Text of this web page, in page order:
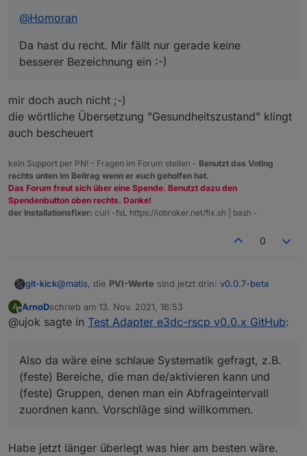
@Homoran
Da hast du recht. Mir fällt nur gerade keine
besserer Bezeichnung ein :-)
mir doch auch nicht ;-)
die wörtliche Übersetzung "Gesundheitszustand" klingt
auch bescheuert
kein Support per PN! - Fragen im Forum stellen - Benutzt das Voting
rechts unten im Beitrag wenn er euch geholfen hat.
Das Forum freut sich über eine Spende. Benutzt dazu den
Spendenbutton oben rechts. Danke!
der Installationsfixer: curl -fsL https://iobroker.net/fix.sh | bash -
0
git-kick@matis , die PVI-Werte sind jetzt drin: v0.0.7-beta
Zur Performance: es sind natürlich jetzt schon viele
Werte, aber ich denke das Hauptproblem ist die
aktuell mittelssetObjectNotExists()geschrieben, was
vermutlich Overkill (mangels besserem Wissen) ist.
Wer kann mir hier helfen: wie behandelt man
dynamische Objektstrukturen auf "schlanke" Weise?
Konfig-Seite, in der man das alles pro Wert einzeln
einstellen kann, mag ich mir gar nicht vorstellen - und
auch nicht programmieren
Also da wäre eine schlaue Systematik gefragt, z.B.
(feste) Bereiche, die man de/aktivieren kann und
zuordnen kann. Vorschläge sind willkommen.
Eine Frage zum Thema Update-Frequenz 1-3 sec:
welchen Zweck hat eine so hohe zeitliche Auflösung?
Ich denke der ioBroker ist doch nicht für real-time
Prozessteuerung gedacht... und für die
Langzeitbetrachtung läuft bei mir nebenher noch
A
Offline
ArnoDschrieb am 13. Nov. 2021, 16:53
zuletzt editiert von
@ujok sagte in Test Adapter e3dc-rscp v0.0.x GitHub:
Also da wäre eine schlaue Systematik gefragt, z.B.
(feste) Bereiche, die man de/aktivieren kann und
(feste) Gruppen, denen man ein Abfrageintervall
zuordnen kann. Vorschläge sind willkommen.
Habe jetzt länger überlegt was hier am besten wäre.